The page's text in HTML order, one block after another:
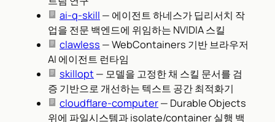
ai-q-skill — 에이전트 하네스가 딥리서치 작
업을 전문 백엔드에 위임하는 NVIDIA 스킬
clawless — WebContainers 기반 브라우저
AI 에이전트 런타임
skillopt — 모델을 고정한 채 스킬 문서를 검
증 기반으로 개선하는 텍스트 공간 최적화기
cloudflare-computer— Durable Objects
위에 파일시스템과 isolate/container 실행 백